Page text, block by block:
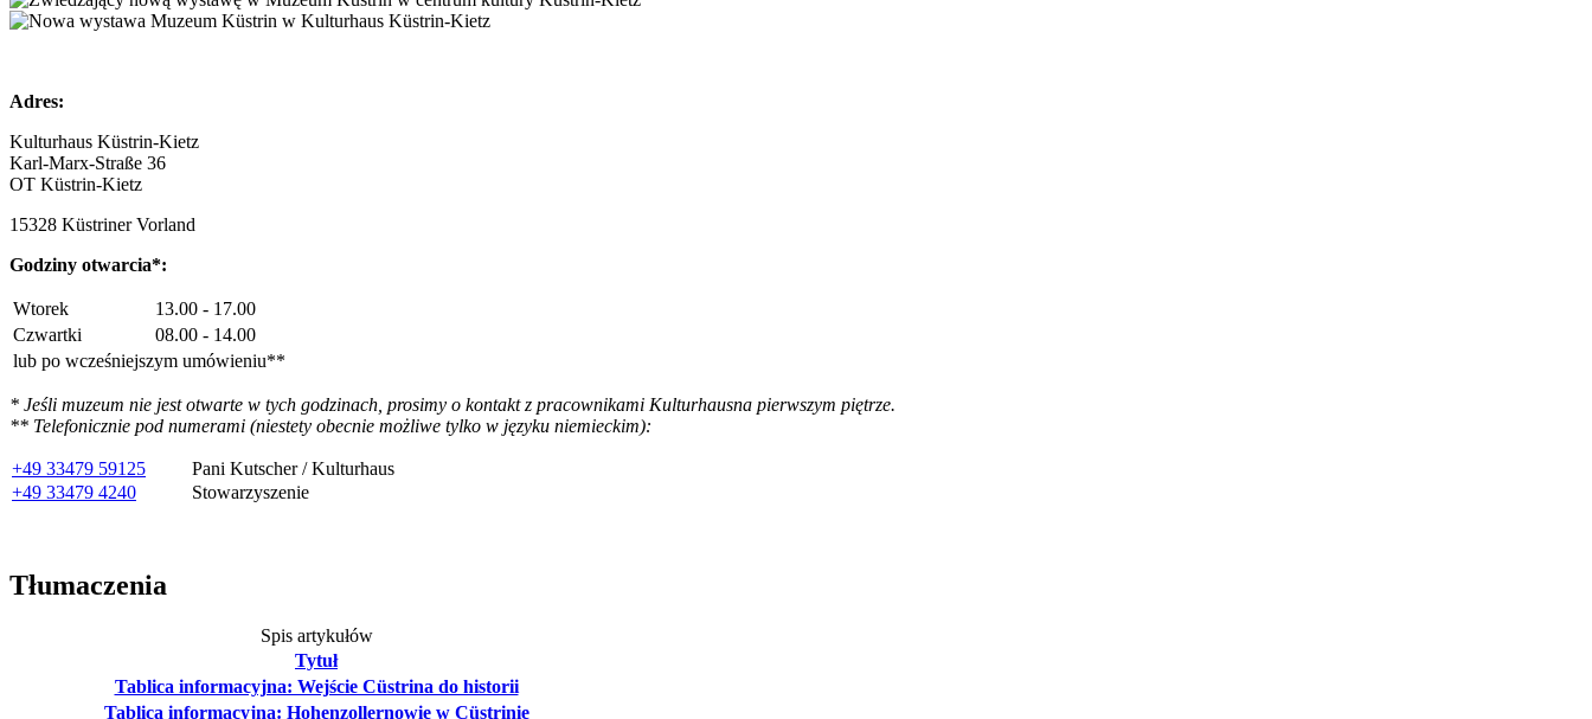
Adres:
Kulturhaus Küstrin-Kietz
Karl-Marx-Straße 36
OT Küstrin-Kietz
15328 Küstriner Vorland
Godziny otwarcia*:
Wtorek
13.00 - 17.00
Czwartki
08.00 - 14.00
lub po wcześniejszym umówieniu**
* Jeśli muzeum nie jest otwarte w tych godzinach, prosimy o kontakt z pracownikami Kulturhausna pierwszym piętrze.
** Telefonicznie pod numerami (niestety obecnie możliwe tylko w języku niemieckim):
+49 33479 59125
Pani Kutscher / Kulturhaus
+49 33479 4240
Stowarzyszenie
Tłumaczenia
Spis artykułów
Tytuł
Tablica informacyjna: Wejście Cüstrina do historii
Tablica informacyjna: Hohenzollernowie w Cüstrinie